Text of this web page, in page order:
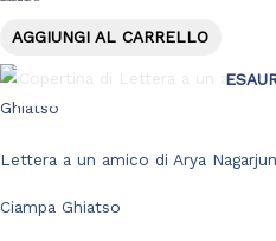
4.00
su 5
AGGIUNGI AL CARRELLO
Lettera a un amico di Arya
Ciampa Ghiatso